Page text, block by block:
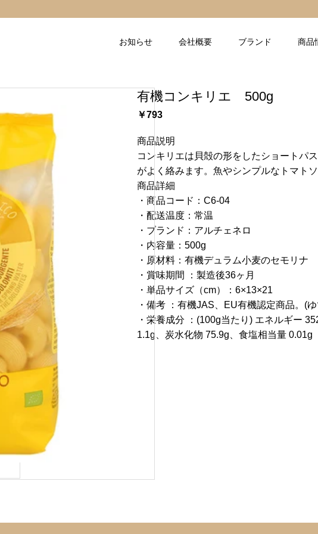
お知らせ 会社概要 ブランド 商品
有機コンキリエ 500g
￥793
商品説明
コンキリエは貝殻の形をしたショートパ
がよく絡みます。魚やシンプルなトマト
商品詳細
・商品コード：C6-04
・配送温度：常温
・ブランド：アルチェネロ
・内容量：500g
・原材料：有機デュラム小麦のセモリナ
・賞味期間 ：製造後36ヶ月
・単品サイズ（cm）：6×13×21
・備考 ：有機JAS、EU有機認定商品。(
・栄養成分 ：(100g当たり) エネルギー
1.1g、炭水化物 75.9g、食塩相当量 0.01g